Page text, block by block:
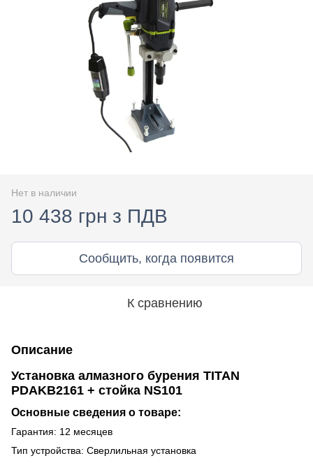
Нет в наличии
10 438 грн з ПДВ
Сообщить, когда появится
К сравнению
Описание
Установка алмазного бурения TITAN
PDAKB2161 + стойка NS101
Основные сведения о товаре:
Гарантия: 12 месяцев
Тип устройства: Сверлильная установка